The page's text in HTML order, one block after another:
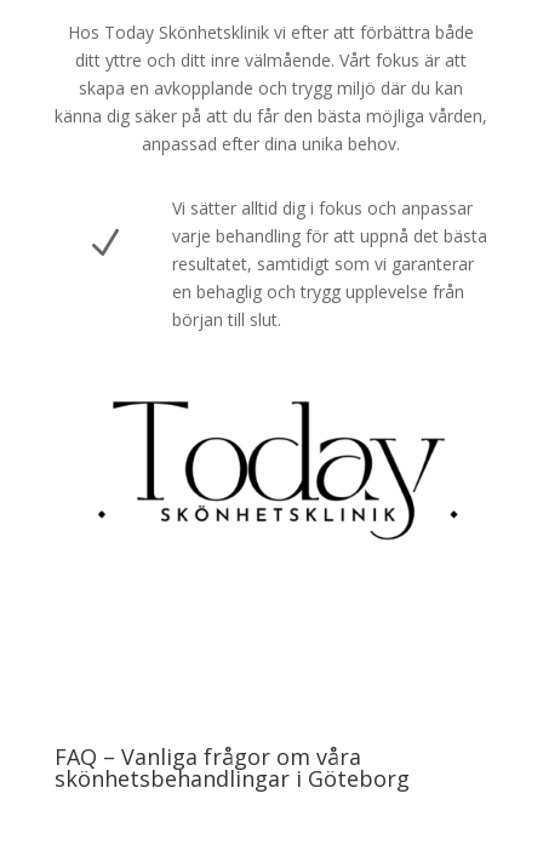
Hos Today Skönhetsklinik vi efter att förbättra både
ditt yttre och ditt inre välmående. Vårt fokus är att
skapa en avkopplande och trygg miljö där du kan
känna dig säker på att du får den bästa möjliga vården,
anpassad efter dina unika behov.
N
Vi sätter alltid dig i fokus och anpassar
varje behandling för att uppnå det bästa
resultatet, samtidigt som vi garanterar
en behaglig och trygg upplevelse från
början till slut.
FAQ – Vanliga frågor om våra
skönhetsbehandlingar i Göteborg